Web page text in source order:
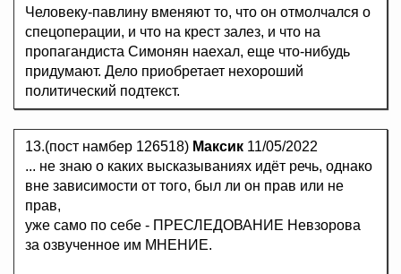
Человеку-павлину вменяют то, что он отмолчался о
спецоперации, и что на крест залез, и что на
пропагандиста Симонян наехал, еще что-нибудь
придумают. Дело приобретает нехороший
политический подтекст.
13.(пост намбер 126518) Максик 11/05/2022
... не знаю о каких высказываниях идёт речь, однако
вне зависимости от того, был ли он прав или не
прав,
уже само по себе - ПРЕСЛЕДОВАНИЕ Невзорова
за озвученное им МНЕНИЕ.